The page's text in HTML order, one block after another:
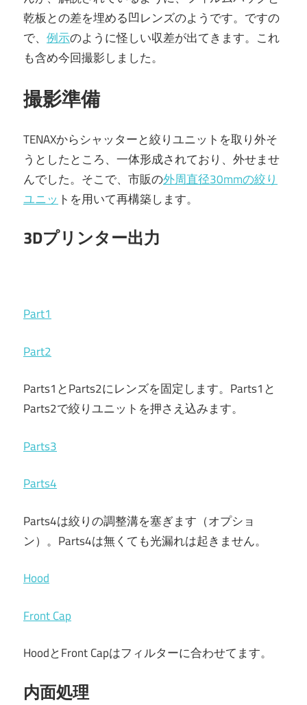
乾板との差を埋める凹レンズのようです。ですの
で、 例示のように怪しい収差が出てきます。これ
も含め今回撮影しました。
撮影準備
TENAXからシャッターと絞りユニットを取り外そ
うとしたところ、一体形成されており、外せませ
んでした。そこで、市販の外周直径30mmの絞り
ユニッ トを用いて再構築します。
3Dプリンター出力
Part1
Part2
Parts1とParts2にレンズを固定します。Parts1と
Parts2で絞りユニットを押さえ込みます。
Parts3
Parts4
Parts4は絞りの調整溝を塞ぎます（オプショ
ン）。Parts4は無くても光漏れは起きません。
Hood
Front Cap
HoodとFront Capはフィルターに合わせてます。
内面処理